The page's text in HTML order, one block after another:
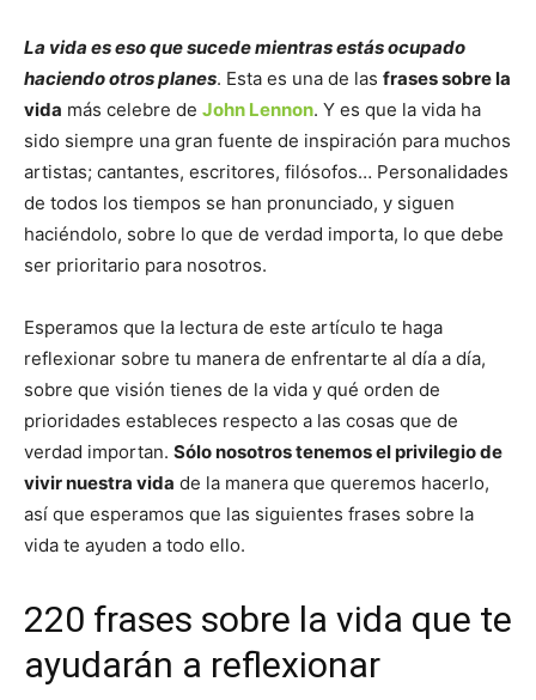
La vida es eso que sucede mientras estás ocupado
haciendo otros planes. Esta es una de las frases sobre la
vida más celebre de John Lennon. Y es que la vida ha
sido siempre una gran fuente de inspiración para muchos
artistas; cantantes, escritores, filósofos… Personalidades
de todos los tiempos se han pronunciado, y siguen
haciéndolo, sobre lo que de verdad importa, lo que debe
ser prioritario para nosotros.
Esperamos que la lectura de este artículo te haga
reflexionar sobre tu manera de enfrentarte al día a día,
sobre que visión tienes de la vida y qué orden de
prioridades estableces respecto a las cosas que de
verdad importan. Sólo nosotros tenemos el privilegio de
vivir nuestra vida de la manera que queremos hacerlo,
así que esperamos que las siguientes frases sobre la
vida te ayuden a todo ello.
220 frases sobre la vida que te
ayudarán a reflexionar